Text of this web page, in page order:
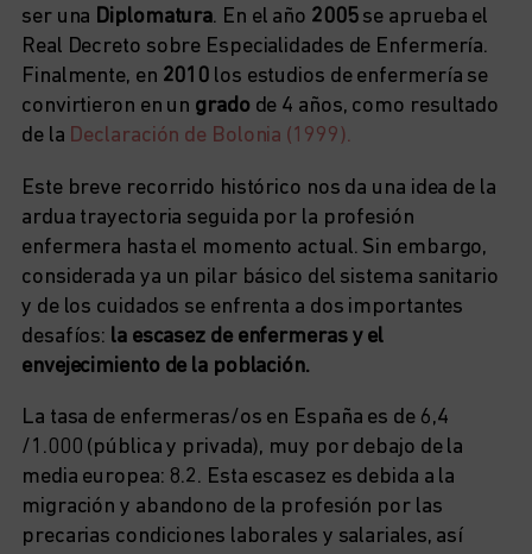
ser una Diplomatura. En el año 2005se aprueba el
Real Decreto sobre Especialidades de Enfermería.
Finalmente, en 2010 los estudios de enfermería se
convirtieron en un gradode 4 años, como resultado
de la Declaración de Bolonia (1999).
Este breve recorrido histórico nos da una idea de la
ardua trayectoria seguida por la profesión
enfermera hasta el momento actual. Sin embargo,
considerada ya un pilar básico del sistema sanitario
y de los cuidados se enfrenta a dos importantes
desafíos: la escasez de enfermeras y el
envejecimiento de la población.
La tasa de enfermeras/os en España es de 6,4
/1.000 (pública y privada), muy por debajo de la
media europea: 8.2. Esta escasez es debida a la
migración y abandono de la profesión por las
precarias condiciones laborales y salariales, así